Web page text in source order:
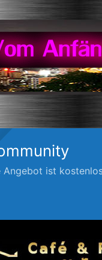
Angebot ist